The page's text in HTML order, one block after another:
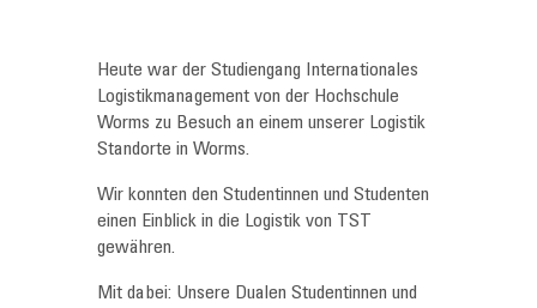
Heute war der Studiengang Internationales
Logistikmanagement von der Hochschule
Worms zu Besuch an einem unserer Logistik
Standorte in Worms.
Wir konnten den Studentinnen und Studenten
einen Einblick in die Logistik von TST
gewähren.
Mit dabei: Unsere Dualen Studentinnen und